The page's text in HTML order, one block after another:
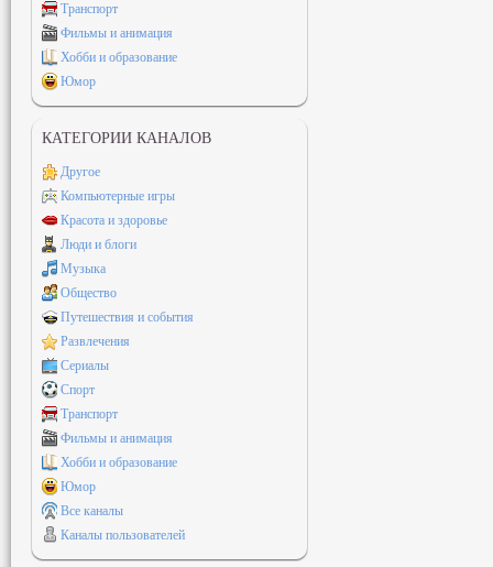
Транспорт
Фильмы и анимация
Хобби и образование
Юмор
КАТЕГОРИИ КАНАЛОВ
Другое
Компьютерные игры
Красота и здоровье
Люди и блоги
Музыка
Общество
Путешествия и события
Развлечения
Сериалы
Спорт
Транспорт
Фильмы и анимация
Хобби и образование
Юмор
Все каналы
Каналы пользователей